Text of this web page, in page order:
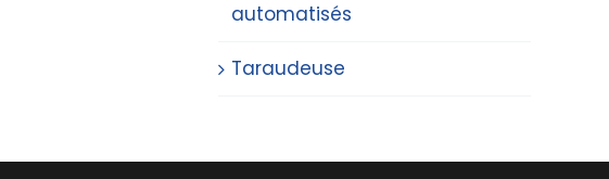
automatisés
Taraudeuse